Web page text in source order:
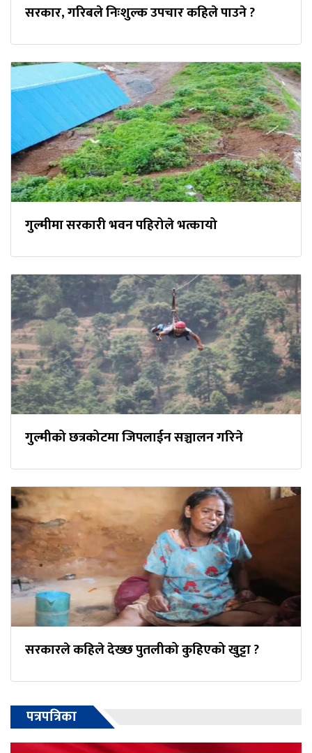
सरकार, गरिबले निःशुल्क उपचार कहिले पाउने ?
गुल्मीमा सरकारी भवन पहिरोले भत्कायो
गुल्मीको छत्रकोटमा जिपलाईन सञ्चालन गरिने
सरकारले कहिले देख्छ पुतलीको कुहिएको खुट्टा ?
पत्रपत्रिका